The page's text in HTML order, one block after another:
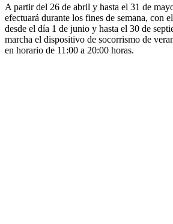
A partir del 26 de abril y hasta el 31 de
efectuará durante los fines de semana, con
desde el día 1 de junio y hasta el 30 de
marcha el dispositivo de socorrismo de
en horario de 11:00 a 20:00 horas.